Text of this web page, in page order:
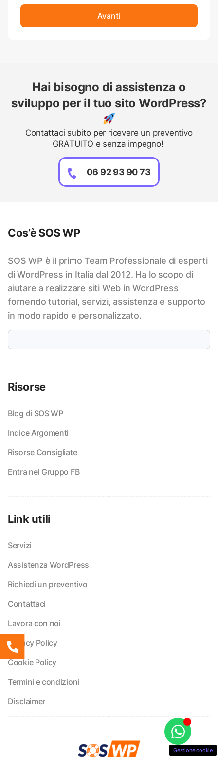
Avanti
Hai bisogno di assistenza o
sviluppo per il tuo sito WordPress?
Contattaci subito per ricevere un preventivo
GRATUITO e senza impegno!
06 92 93 90 73
Cos’è SOS WP
SOS WP è il primo Team Professionale di esperti
di WordPress in Italia dal 2012. Ha lo scopo di
aiutare a realizzare siti Web in WordPress
fornendo tutorial, servizi, assistenza e supporto
in modo rapido e personalizzato.
Risorse
Blog di SOS WP
Indice Argomenti
Risorse Consigliate
Entra nel Gruppo FB
Link utili
Servizi
Assistenza WordPress
Richiedi un preventivo
Contattaci
Lavora con noi
Privacy Policy
Cookie Policy
Termini e condizioni
Disclaimer
Gestione cookie